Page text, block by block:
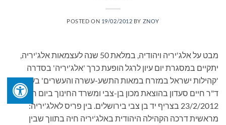
POSTED ON 19/02/2012 BY ZNOY
מבט על אלג'יריה ויהודיה, במלאת 50 שנה לעצמאות אלג'יריה,
יתקיים במסגרת יום עיון לרגל הופעת כרך 'אלג'יריה' בסדרה
'קהילות ישראל במזרח במאות התשע-עשרה והעשרים' בעריכת
ד"ר חיים סעדון בהוצאת מכון בן-צבי ומשרד החינוך ביום חמישי
23/2/2012 בצריף יד בן צבי בירושלים. בין פריס לאלג'יריה:
מראשית דרכה הקהילה היהודית באלג'יריה חיה בתווך שבין